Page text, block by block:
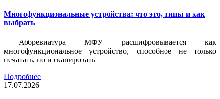
Многофункциональные устройства: что это, типы и как
выбрать
Аббревиатура МФУ расшифровывается как
многофункциональное устройство, способное не только
печатать, но и сканировать
Подробнее
17.07.2026